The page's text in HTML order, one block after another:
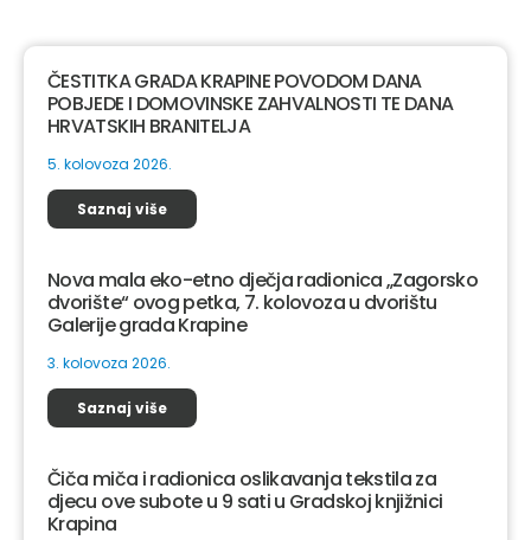
ČESTITKA GRADA KRAPINE POVODOM DANA
POBJEDE I DOMOVINSKE ZAHVALNOSTI TE DANA
HRVATSKIH BRANITELJA
5. kolovoza 2026.
Saznaj više
Nova mala eko-etno dječja radionica „Zagorsko
dvorište“ ovog petka, 7. kolovoza u dvorištu
Galerije grada Krapine
3. kolovoza 2026.
Saznaj više
Čiča miča i radionica oslikavanja tekstila za
djecu ove subote u 9 sati u Gradskoj knjižnici
Krapina